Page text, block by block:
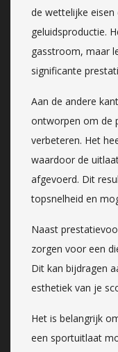
de wettelijke
geluidsproductie.
gasstroom, maar
significante
Aan de andere
ontworpen om de
verbeteren. Het
waardoor de
afgevoerd. Dit
topsnelheid en
Naast
zorgen voor een
Dit kan bijdragen
esthetiek van je
Het is belangrijk
een sportuitlaat